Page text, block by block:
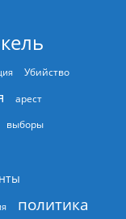
Убийство
арест
выборы
политика